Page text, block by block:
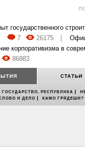
государственного
7 26175
корпоративизма в
86883
СТАТЬИ
РЕСПУБЛИКА |
И ДЕЛО | КАМО ГРЯДЕШИ?